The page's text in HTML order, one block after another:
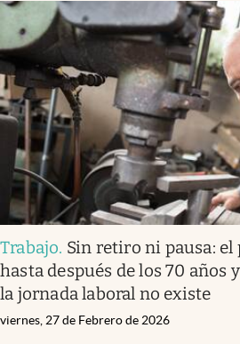
Trabajo. Sin retiro ni pausa: el
hasta después de los 70 años
la jornada laboral no existe
viernes, 27 de Febrero de 2026